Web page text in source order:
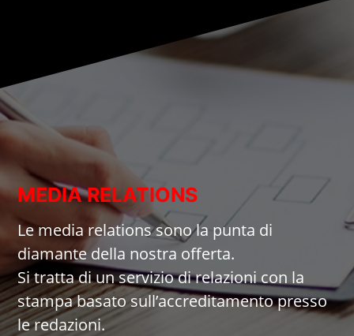
MEDIA RELATIONS
Le media relations sono la punta di
diamante della nostra offerta.
Si tratta di un servizio di relazioni con la
stampa basato sull’accreditamento presso
le redazioni.